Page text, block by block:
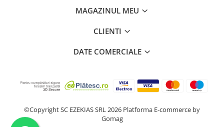
MAGAZINUL MEU
CLIENTI
DATE COMERCIALE
©Copyright SC EZEKIAS SRL 2026 Platforma E-commerce by
Gomag